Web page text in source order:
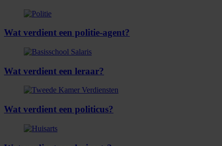
Wat verdient een politie-agent?
Wat verdient een leraar?
Wat verdient een politicus?